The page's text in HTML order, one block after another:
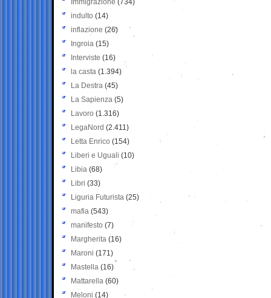
Immigrazione (734)
indulto (14)
inflazione (26)
Ingroia (15)
Interviste (16)
la casta (1.394)
La Destra (45)
La Sapienza (5)
Lavoro (1.316)
LegaNord (2.411)
Letta Enrico (154)
Liberi e Uguali (10)
Libia (68)
Libri (33)
Liguria Futurista (25)
mafia (543)
manifesto (7)
Margherita (16)
Maroni (171)
Mastella (16)
Mattarella (60)
Meloni (14)